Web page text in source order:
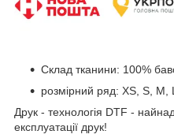
Склад тканини: 100%
розмірний ряд: XS, S, M,
Друк - технологія DTF -
експлуатації друк!